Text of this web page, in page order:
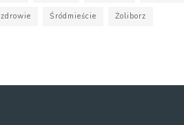
zdrowie Śródmieście Żoliborz